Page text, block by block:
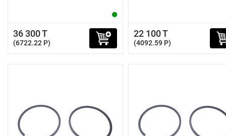
36 300 T
(6722.22 P)
22 100 T
(4092.59 P)